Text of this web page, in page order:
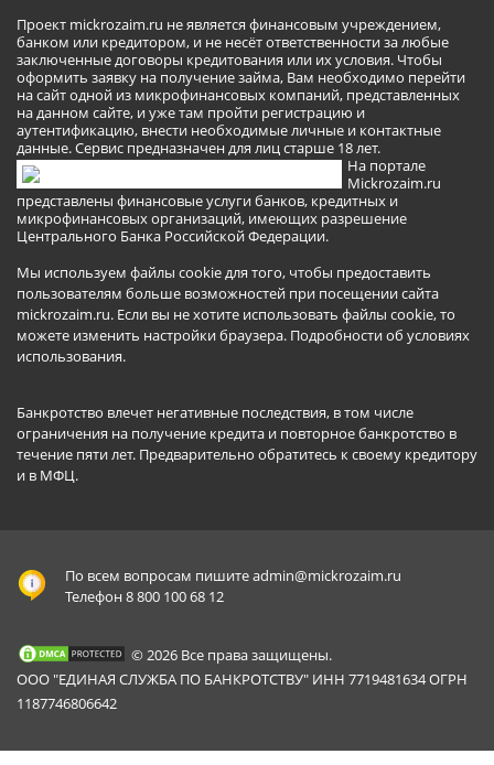
Проект mickrozaim.ru не является финансовым учреждением,
банком или кредитором, и не несёт ответственности за любые
заключенные договоры кредитования или их условия. Чтобы
оформить заявку на получение займа, Вам необходимо перейти
на сайт одной из микрофинансовых компаний, представленных
на данном сайте, и уже там пройти регистрацию и
аутентификацию, внести необходимые личные и контактные
данные. Сервис предназначен для лиц старше 18 лет.
На портале
Mickrozaim.ru
представлены финансовые услуги банков, кредитных и
микрофинансовых организаций, имеющих разрешение
Центрального Банка Российской Федерации.
Мы используем файлы cookie для того, чтобы предоставить
пользователям больше возможностей при посещении сайта
mickrozaim.ru. Если вы не хотите использовать файлы cookie, то
можете изменить настройки браузера. Подробности об условиях
использования.
Банкротство влечет негативные последствия, в том числе
ограничения на получение кредита и повторное банкротство в
течение пяти лет. Предварительно обратитесь к своему кредитору
и в МФЦ.
По всем вопросам пишитеadmin@mickrozaim.ru
Телефон 8 800 100 68 12
© 2026 Все права защищены.
ООО "ЕДИНАЯ СЛУЖБА ПО БАНКРОТСТВУ" ИНН 7719481634 ОГРН
1187746806642
Mickrozaim.ru использует файлы cookie для